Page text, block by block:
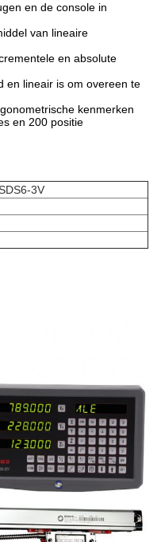
en de console in
van lineaire
en absolute
en lineair is om overeen te
kenmerken
en 200 positie
3V